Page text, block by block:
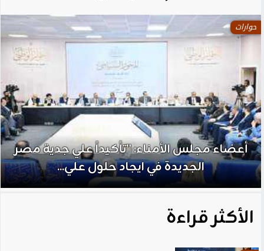
حوارات
أعضاء مجلس الأمناء: ”تأكيداً علي جدية مصر
الجديدة في ايجاد حلول علي...
الأكثر قراءة